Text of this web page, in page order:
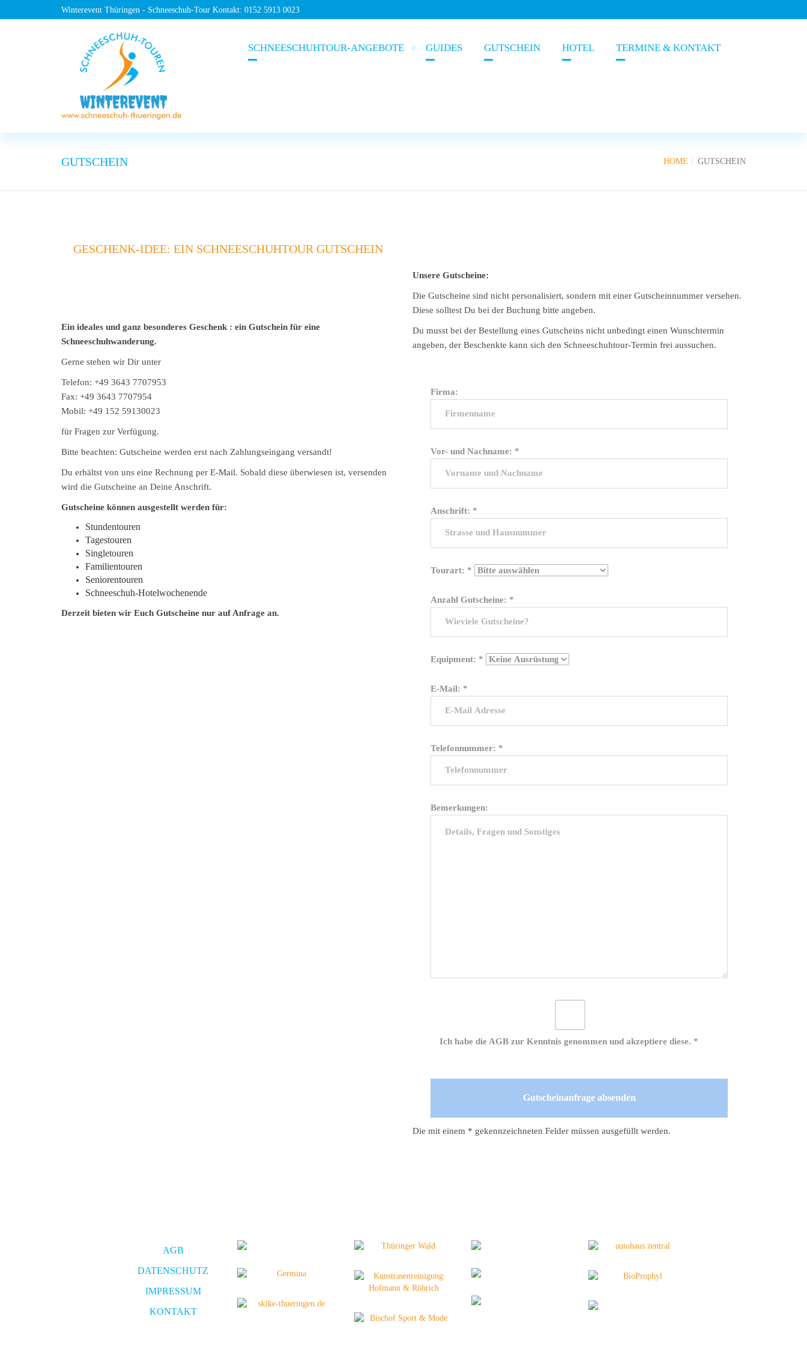
Winterevent Thüringen - Schneeschuh-Tour Kontakt: 0152 5913 0023
SCHNEESCHUHTOUR-ANGEBOTE GUIDES GUTSCHEIN HOTEL TERMINE & KONTAKT
GUTSCHEIN HOME GUTSCHEIN
GESCHENK-IDEE: EIN SCHNEESCHUHTOUR GUTSCHEIN
Ein ideales und ganz besonderes Geschenk : ein Gutschein für eine
Schneeschuhwanderung.
Gerne stehen wir Dir unter
Telefon: +49 3643 7707953
Fax: +49 3643 7707954
Mobil: +49 152 59130023
für Fragen zur Verfügung.
Bitte beachten: Gutscheine werden erst nach Zahlungseingang versandt!
Du erhältst von uns eine Rechnung per E-Mail. Sobald diese überwiesen ist, versenden
wird die Gutscheine an Deine Anschrift.
Gutscheine können ausgestellt werden für:
Stundentouren
Tagestouren
Singletouren
Familientouren
Seniorentouren
Schneeschuh-Hotelwochenende
Derzeit bieten wir Euch Gutscheine nur auf Anfrage an.
Unsere Gutscheine:
Die Gutscheine sind nicht personalisiert, sondern mit einer Gutscheinnummer versehen.
Diese solltest Du bei der Buchung bitte angeben.
Du musst bei der Bestellung eines Gutscheins nicht unbedingt einen Wunschtermin
angeben, der Beschenkte kann sich den Schneeschuhtour-Termin frei aussuchen.
Firma:
Vor- und Nachname: *
Anschrift: *
Tourart: *
Anzahl Gutscheine: *
Equipment: *
E-Mail: *
Telefonnummer: *
Bemerkungen:
Ich habe die AGB zur Kenntnis genommen und akzeptiere diese. *
Die mit einem * gekennzeichneten Felder müssen ausgefüllt werden.
AGB
DATENSCHUTZ
IMPRESSUM
KONTAKT